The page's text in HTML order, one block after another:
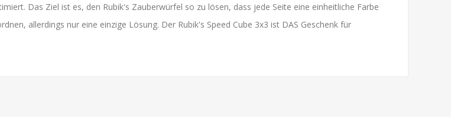
Das Ziel ist es, den Rubik's Zauberwürfel so zu lösen, dass jede Seite eine einheitliche Farbe
allerdings nur eine einzige Lösung. Der Rubik's Speed Cube 3x3 ist DAS Geschenk für